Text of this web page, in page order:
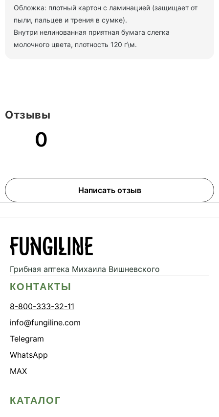
Обложка: плотный картон с ламинацией (защищает от
пыли, пальцев и трения в сумке).
Внутри нелинованная приятная бумага слегка
молочного цвета, плотность 120 г\м.
0
Написать отзыв
Отзывы
Грибная аптека Михаила Вишневского
КОНТАКТЫ
8-800-333-32-11
info@fungiline.com
Telegram
WhatsApp
MAX
КАТАЛОГ